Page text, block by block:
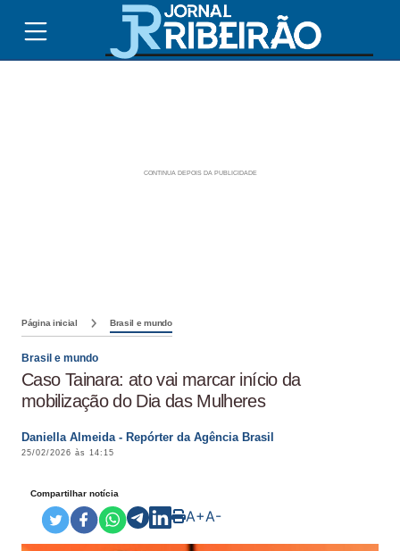
Página inicial Brasil e mundo
Brasil e mundo
Caso Tainara: ato vai marcar início da
mobilização do Dia das Mulheres
Daniella Almeida - Repórter da Agência Brasil
25/02/2026 às 14:15
Compartilhar notícia
A+A-